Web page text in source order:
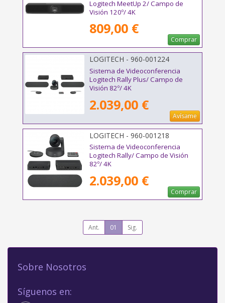
Logitech MeetUp 2/ Campo de
Visión 120º/ 4K
809,00 €
Comprar
LOGITECH - 960-001224
Sistema de Videoconferencia
Logitech Rally Plus/ Campo de
Visión 82º/ 4K
2.039,00 €
Avísame
LOGITECH - 960-001218
Sistema de Videoconferencia
Logitech Rally/ Campo de Visión
82º/ 4K
2.039,00 €
Comprar
Ant. 01 Sig.
Sobre Nosotros
Síguenos en: